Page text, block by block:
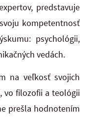
predstavuje
kompetentnosť
psychológii,
vedách.
na veľkosť svojich
vo filozofii a teológii
prešla hodnotením